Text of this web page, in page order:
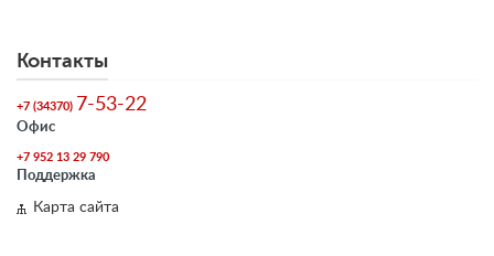
Контакты
+7 (34370) 7-53-22
Офис
+7 952 13 29 790
Поддержка
Карта сайта